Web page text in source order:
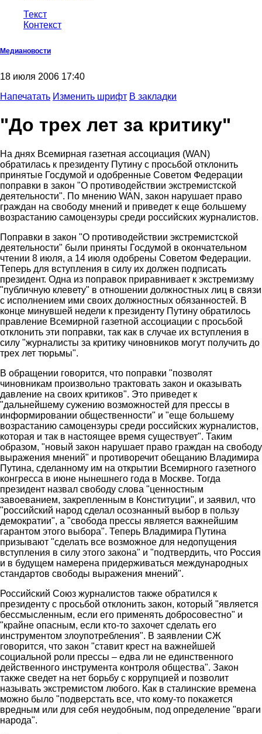
Текст
Контекст
Медиановости
18 июля 2006 17:40
Напечатать Изменить шрифт В закладки
"До трех лет за критику"
На днях Всемирная газетная ассоциация (WAN)
обратилась к президенту Путину с просьбой отклонить
принятые Госдумой и одобренные Советом Федерации
поправки в закон "О противодействии экстремистской
деятельности". По мнению WAN, закон нарушает право
граждан на свободу мнений и приведет к еще большему
возрастанию самоцензуры среди российских журналистов.
Поправки в закон "О противодействии экстремистской
деятельности" были приняты Госдумой в окончательном
чтении 8 июля, а 14 июля одобрены Советом Федерации.
Теперь для вступления в силу их должен подписать
президент. Одна из поправок приравнивает к экстремизму
"публичную клевету" в отношении должностных лиц в связи
с исполнением ими своих должностных обязанностей. В
конце минувшей недели к президенту Путину обратилось
правление Всемирной газетной ассоциации с просьбой
отклонить эти поправки, так как в случае их вступления в
силу "журналисты за критику чиновников могут получить до
трех лет тюрьмы".
В обращении говорится, что поправки "позволят
чиновникам произвольно трактовать закон и оказывать
давление на своих критиков". Это приведет к
"дальнейшему сужению возможностей для прессы в
информировании общественности" и "еще большему
возрастанию самоцензуры среди российских журналистов,
которая и так в настоящее время существует". Таким
образом, "новый закон нарушает право граждан на свободу
выражения мнений" и противоречит обещанию Владимира
Путина, сделанному им на открытии Всемирного газетного
конгресса в июне нынешнего года в Москве. Тогда
президент назвал свободу слова "ценностным
завоеванием, закрепленным в Конституции", и заявил, что
"российский народ сделал осознанный выбор в пользу
демократии", а "свобода прессы является важнейшим
гарантом этого выбора". Теперь Владимира Путина
призывают "сделать все возможное для недопущения
вступления в силу этого закона" и "подтвердить, что Россия
и в будущем намерена придерживаться международных
стандартов свободы выражения мнений".
Российский Союз журналистов также обратился к
президенту с просьбой отклонить закон, который "является
бессмысленным, если его применять добросовестно" и
"крайне опасным, если кто-то захочет сделать его
инструментом злоупотребления". В заявлении СЖ
говорится, что закон "ставит крест на важнейшей
социальной роли прессы – едва ли не единственного
действенного инструмента контроля общества". Закон
также сведет на нет борьбу с коррупцией и позволит
называть экстремистом любого. Как в сталинские времена
можно было "подверстать все, что кому-то покажется
вредным или для себя неудобным, под определение "враги
народа".